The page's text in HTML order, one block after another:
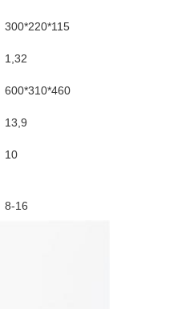
300*220*115
1,32
600*310*460
13,9
10
8-16